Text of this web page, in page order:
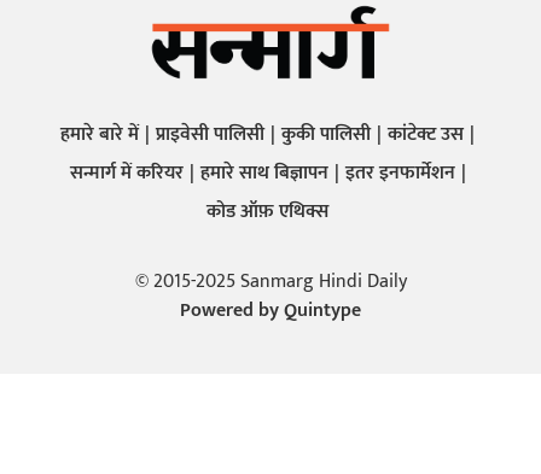
हमारे बारे में प्राइवेसी पालिसी कुकी पालिसी कांटेक्ट उस
सन्मार्ग में करियर हमारे साथ बिज्ञापन इतर इनफार्मेशन
कोड ऑफ़ एथिक्स
© 2015-2025 Sanmarg Hindi Daily
Powered byQuintype